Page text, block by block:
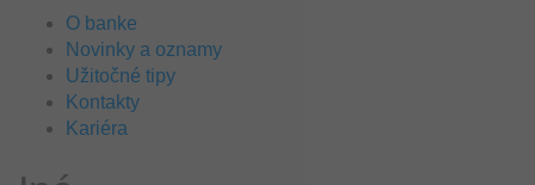
O banke
Novinky a oznamy
Užitočné tipy
Kontakty
Kariéra